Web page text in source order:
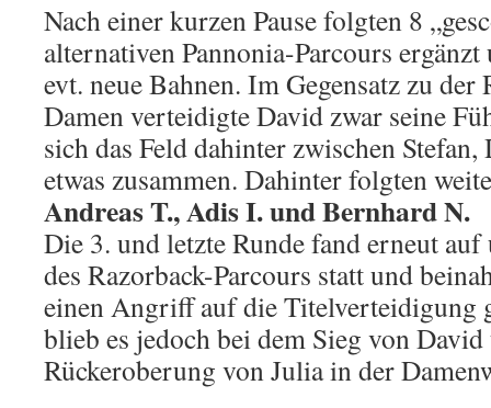
Nach einer kurzen Pause folgten 8
alternativen Pannonia-Parcours
evt. neue Bahnen. Im Gegensatz zu der
Damen verteidigte David zwar seine
sich das Feld dahinter zwischen
etwas zusammen. Dahinter folgten
Andreas T., Adis I. und Bernhard N.
Die 3. und letzte Runde fand erneut auf
des Razorback-Parcours statt und
einen Angriff auf die Titelverteidigung
blieb es jedoch bei dem Sieg von
Rückeroberung von Julia in der